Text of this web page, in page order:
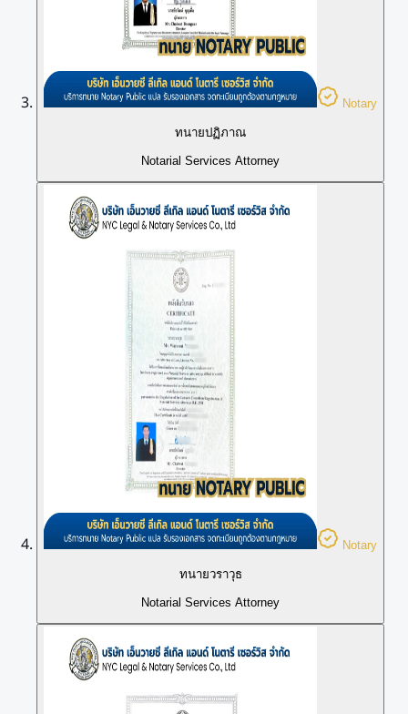
Notary
ทนายปฏิภาณ
Notarial Services Attorney
Notary
ทนายวราวุธ
Notarial Services Attorney